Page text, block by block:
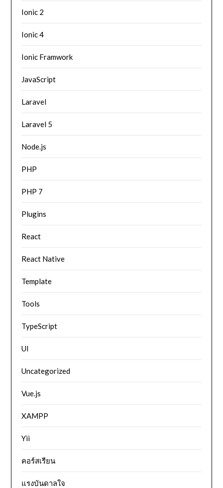
Ionic 2
Ionic 4
Ionic Framwork
JavaScript
Laravel
Laravel 5
Node.js
PHP
PHP 7
Plugins
React
React Native
Template
Tools
TypeScript
UI
Uncategorized
Vue.js
XAMPP
Yii
คอร์สเรียน
แรงบันดาลใจ